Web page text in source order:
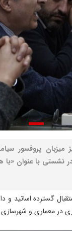
میزبان پروفسور
در نشستی با عنوان
گسترده اساتید و
در معماری و شهرسازی